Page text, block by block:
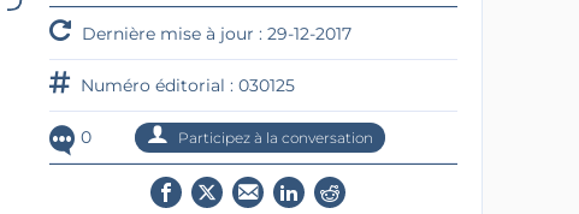
Dernière mise à jour : 29-12-2017
Numéro éditorial : 030125
0 Participez à la conversation